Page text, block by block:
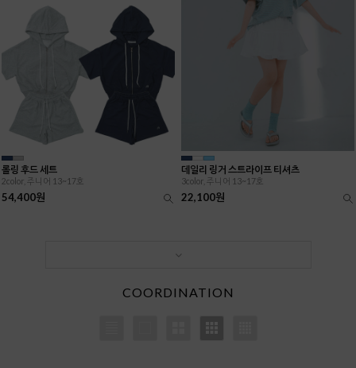
롤링 후드 세트
2color, 주니어 13~17호
54,400원
데일리 링거 스트라이프 티셔츠
3color, 주니어 13~17호
22,100원
COORDINATION